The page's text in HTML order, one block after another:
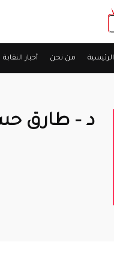
الرئيسية من نحن أخبار النقابة
د – طارق